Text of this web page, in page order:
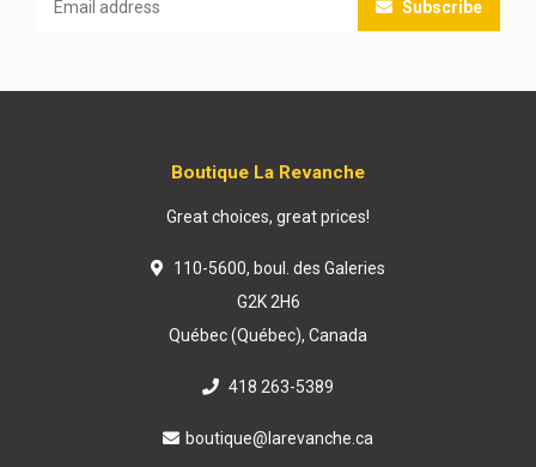
Subscribe
Boutique La Revanche
Great choices, great prices!
110-5600, boul. des Galeries
G2K 2H6
Québec (Québec), Canada
418 263-5389
boutique@larevanche.ca